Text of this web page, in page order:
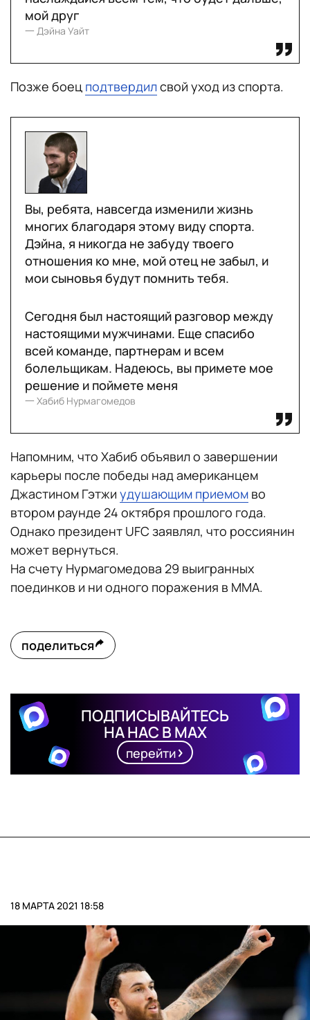
мой друг
一 Дэйна Уайт
Позже боец подтвердилсвой уход из спорта.
Вы, ребята, навсегда изменили жизнь
многих благодаря этому виду спорта.
Дэйна, я никогда не забуду твоего
отношения ко мне, мой отец не забыл, и
мои сыновья будут помнить тебя.
Сегодня был настоящий разговор между
настоящими мужчинами. Еще спасибо
всей команде, партнерам и всем
болельщикам. Надеюсь, вы примете мое
решение и поймете меня
一 Хабиб Нурмагомедов
Напомним, что Хабиб объявил о завершении
карьеры после победы над американцем
Джастином Гэтжи удушающим приемом во
втором раунде 24 октября прошлого года.
Однако президент UFC заявлял, что россиянин
может вернуться.
На счету Нурмагомедова 29 выигранных
поединков и ни одного поражения в ММА.
поделиться
ПОДПИСЫВАЙТЕСЬ
НА НАС В MAX
перейти
18 МАРТА 2021 18:58